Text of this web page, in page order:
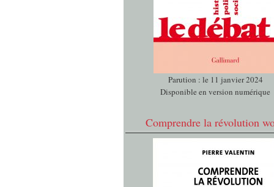
Parution : le 11 janvier 2024
Disponible en version numérique
Comprendre la révolution